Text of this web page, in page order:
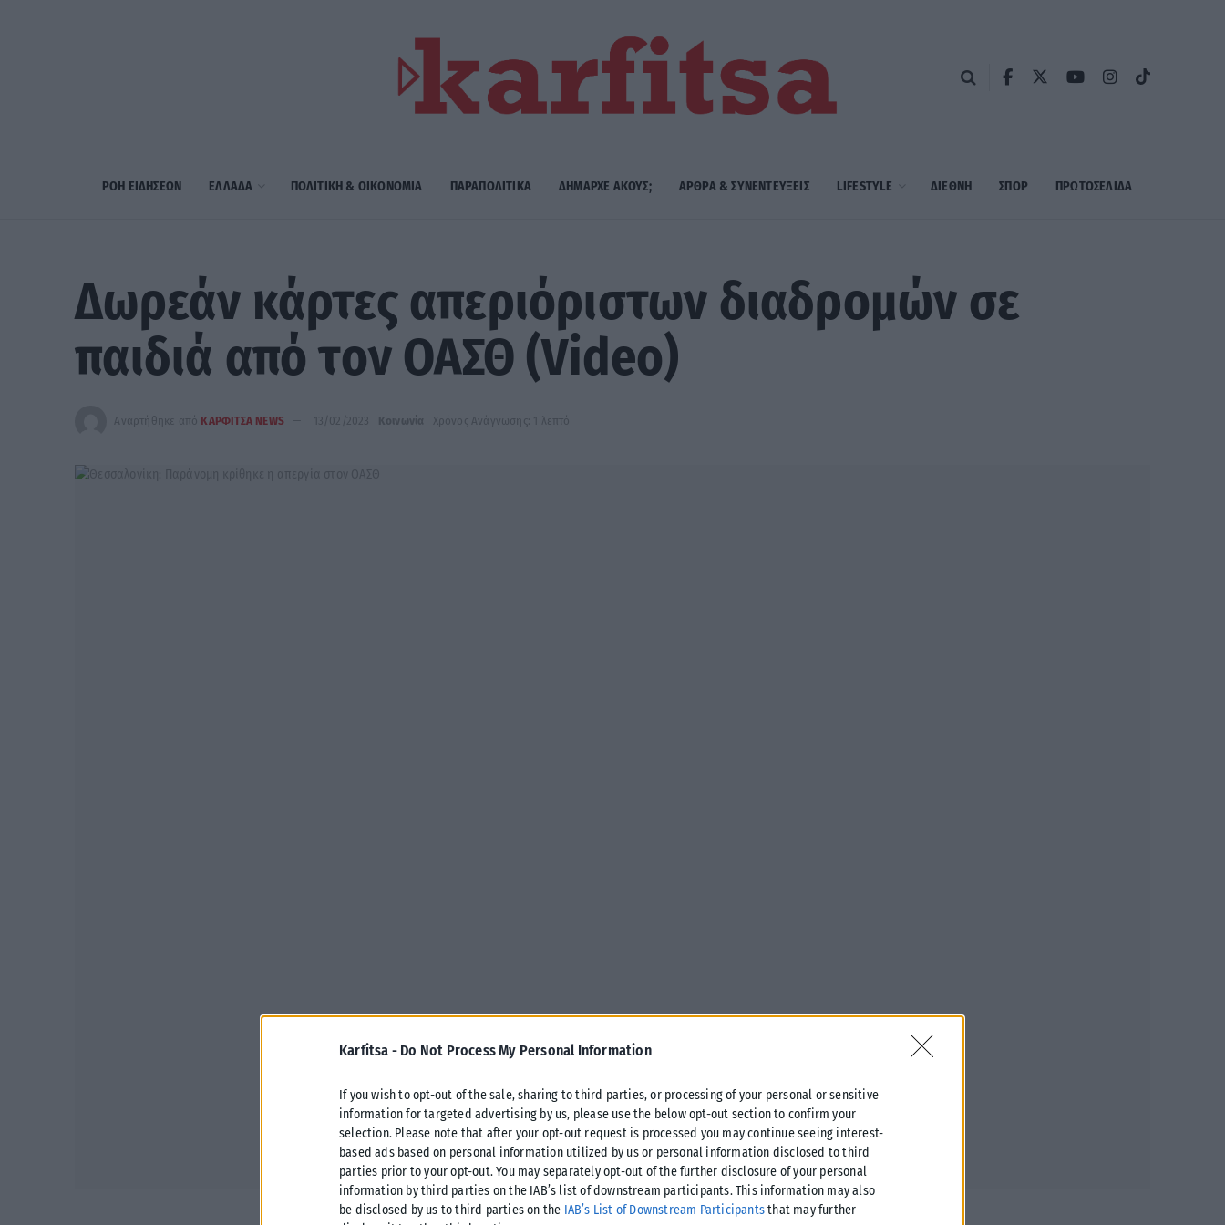
Karfitsa - Do Not Process My Personal Information
If you wish to opt-out of the sale, sharing to third parties, or processing of your personal or sensitive
information for targeted advertising by us, please use the below opt-out section to confirm your
selection. Please note that after your opt-out request is processed you may continue seeing interest-
based ads based on personal information utilized by us or personal information disclosed to third
parties prior to your opt-out. You may separately opt-out of the further disclosure of your personal
information by third parties on the IAB’s list of downstream participants. This information may also
be disclosed by us to third parties on the IAB’s List of Downstream Participantsthat may further
ΡΟΗ ΕΙΔΗΣΕΩΝ ΕΛΛΑΔΑ ΠΟΛΙΤΙΚΗ & ΟΙΚΟΝΟΜΙΑ ΠΑΡΑΠΟΛΙΤΙΚΑ ΔΗΜΑΡΧE ΑΚΟΥΣ; ΑΡΘΡΑ & ΣΥΝΕΝΤΕΥΞΕΙΣ LIFESTYLE ΔΙΕΘΝΗ ΣΠΟΡ ΠΡΩΤΟΣΈΛΙΔΑ
Δωρεάν κάρτες απεριόριστων διαδρομών σε
παιδιά από τον ΟΑΣΘ (Video)
Αναρτήθηκε από ΚΑΡΦΙΤΣΑ NEWS 13/02/2023 Κοινωνία Χρόνος Ανάγνωσης: 1 λεπτό